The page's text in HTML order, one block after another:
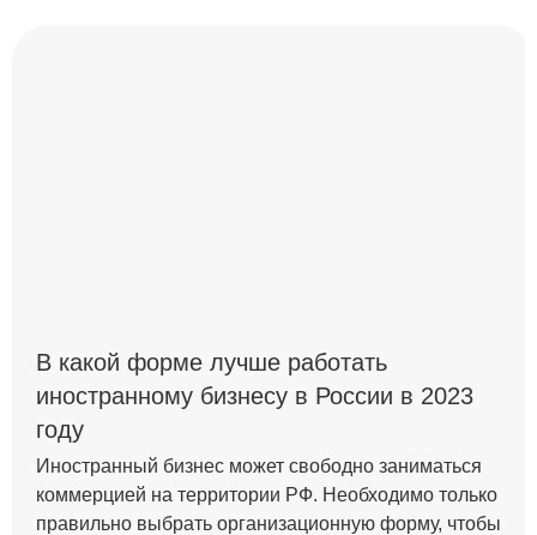
В какой форме лучше работать
иностранному бизнесу в России в 2023
году
Иностранный бизнес может свободно заниматься
коммерцией на территории РФ. Необходимо только
правильно выбрать организационную форму, чтобы